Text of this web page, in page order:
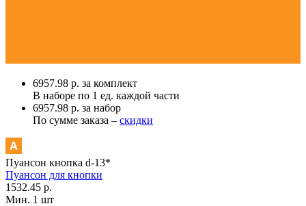
6957.98 р. за комплект
В наборе по 1 ед. каждой части
6957.98 р. за набор
По сумме заказа – скидки
Пуансон кнопка d-13*
Пуансон для кнопки
1532.45 р.
Мин. 1 шт